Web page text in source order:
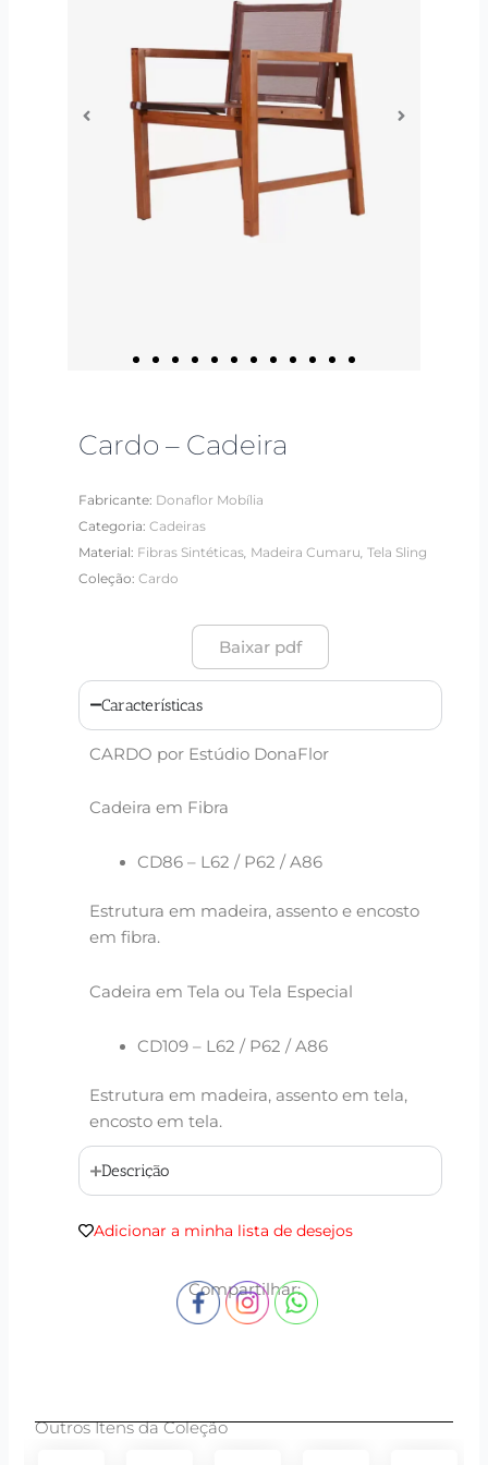
Cardo – Cadeira
Fabricante: Donaflor Mobília
Categoria:Cadeiras
Material: Fibras Sintéticas Madeira Cumaru Tela Sling
Coleção:Cardo
Baixar pdf
Características
CARDO por Estúdio DonaFlor
Cadeira em Fibra
CD86 – L62 / P62 / A86
Estrutura em madeira, assento e encosto
em fibra.
Cadeira em Tela ou Tela Especial
CD109 – L62 / P62 / A86
Estrutura em madeira, assento em tela,
encosto em tela.
Descrição
Adicionar a minha lista de desejos
Compartilhar:
Outros Itens da Coleção